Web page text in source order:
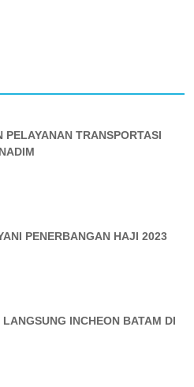
PELAYANAN TRANSPORTASI
PENERBANGAN HAJI 2023
INCHEON BATAM DI